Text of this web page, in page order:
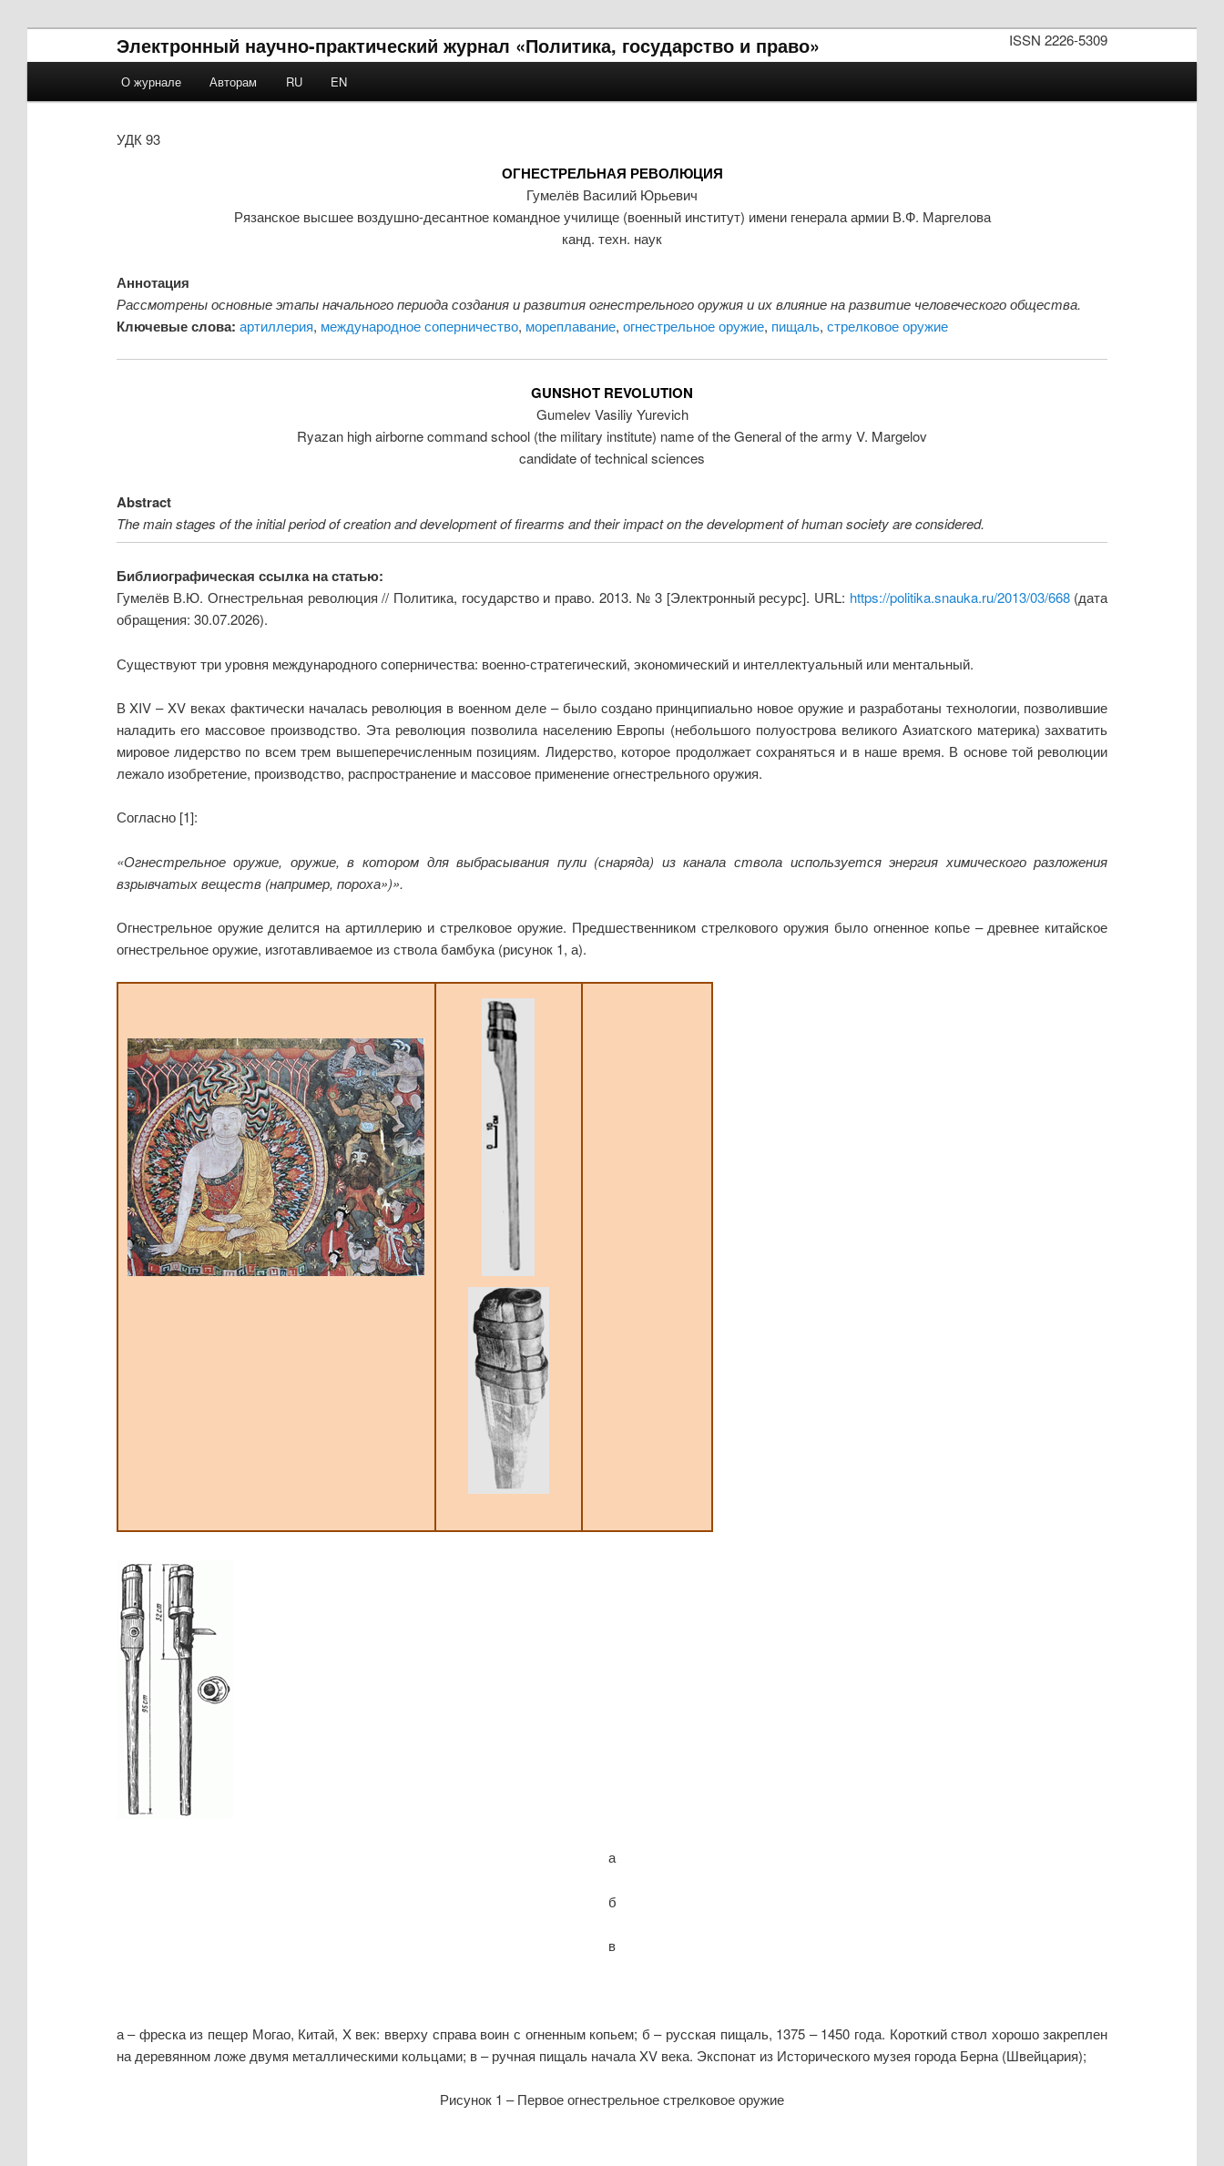
ISSN 2226-5309
Электронный научно-практический журнал «Политика, государство и право»
Skip to primary content
Skip to secondary content
О журнале Авторам RU EN
УДК 93
ОГНЕСТРЕЛЬНАЯ РЕВОЛЮЦИЯ
Гумелёв Василий Юрьевич
Рязанское высшее воздушно-десантное командное училище (военный институт) имени генерала армии В.Ф. Маргелова
канд. техн. наук
Аннотация
Рассмотрены основные этапы начального периода создания и развития огнестрельного оружия и их влияние на развитие человеческого общества.
Ключевые слова: артиллерия, международное соперничество, мореплавание, огнестрельное оружие, пищаль, стрелковое оружие
GUNSHOT REVOLUTION
Gumelev Vasiliy Yurevich
Ryazan high airborne command school (the military institute) name of the General of the army V. Margelov
candidate of technical sciences
Abstract
The main stages of the initial period of creation and development of firearms and their impact on the development of human society are considered.
Библиографическая ссылка на статью:
Гумелёв В.Ю. Огнестрельная революция // Политика, государство и право. 2013. № 3 [Электронный ресурс]. URL: https://politika.snauka.ru/2013/03/668(дата
обращения: 30.07.2026).
Существуют три уровня международного соперничества: военно-стратегический, экономический и интеллектуальный или ментальный.
В XIV – XV веках фактически началась революция в военном деле – было создано принципиально новое оружие и разработаны технологии, позволившие
наладить его массовое производство. Эта революция позволила населению Европы (небольшого полуострова великого Азиатского материка) захватить
мировое лидерство по всем трем вышеперечисленным позициям. Лидерство, которое продолжает сохраняться и в наше время. В основе той революции
лежало изобретение, производство, распространение и массовое применение огнестрельного оружия.
Согласно [1]:
«Огнестрельное оружие, оружие, в котором для выбрасывания пули (снаряда) из канала ствола используется энергия химического разложения
взрывчатых веществ (например, пороха»)».
Огнестрельное оружие делится на артиллерию и стрелковое оружие. Предшественником стрелкового оружия было огненное копье – древнее китайское
огнестрельное оружие, изготавливаемое из ствола бамбука (рисунок 1, а).
а
б
в
а – фреска из пещер Могао, Китай, X век: вверху справа воин с огненным копьем; б – русская пищаль, 1375 – 1450 года. Короткий ствол хорошо закреплен
на деревянном ложе двумя металлическими кольцами; в – ручная пищаль начала XV века. Экспонат из Исторического музея города Берна (Швейцария);
Рисунок 1 – Первое огнестрельное стрелковое оружие